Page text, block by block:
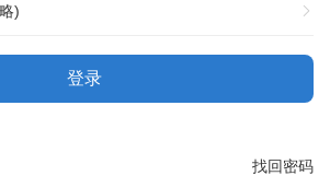
)
登录
找回密码